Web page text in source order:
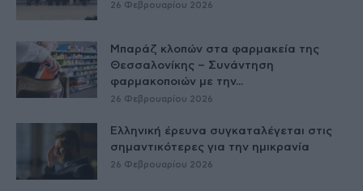
26 Φεβρουαρίου 2026
Μπαράζ κλοπών στα φαρμακεία της
Θεσσαλονίκης – Συνάντηση
φαρμακοποιών με την...
26 Φεβρουαρίου 2026
Ελληνική έρευνα συγκαταλέγεται στις
σημαντικότερες για την ημικρανία
26 Φεβρουαρίου 2026